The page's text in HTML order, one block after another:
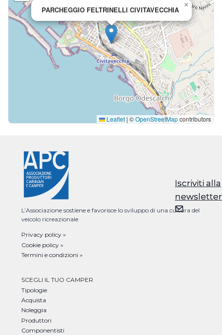
Iscriviti alla
newsletter
PARCHEGGIO FELTRINELLI CIVITAVECCHIA
×
Leaflet | ©OpenStreetMapcontributors
L’Associazione sostiene e favorisce lo sviluppo di una cultura del
veicolo ricreazionale
Privacy policy »
Cookie policy »
Termini e condizioni »
SCEGLI IL TUO CAMPER
Tipologie
Acquista
Noleggia
Produttori
Componentisti
Iscriviti alla
newsletter